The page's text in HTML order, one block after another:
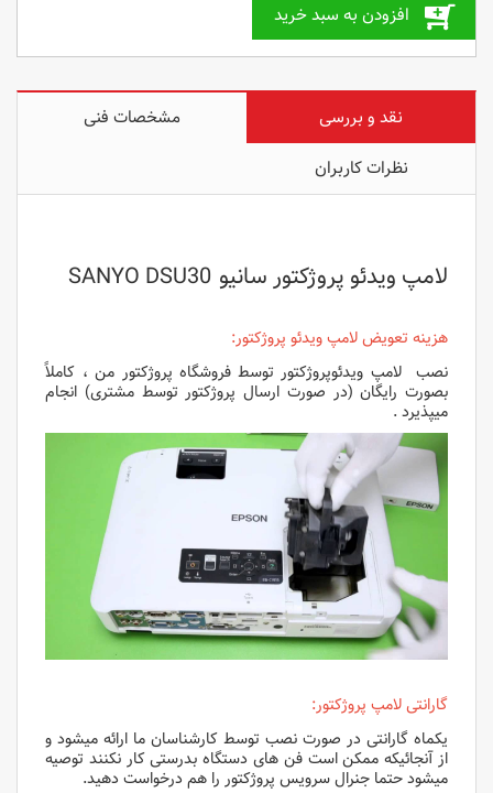
افزودن به سبد خرید
نقد و بررسی
مشخصات فنی
نظرات کاربران
لامپ ویدئو پروژکتور سانیو SANYO DSU30
هزینه تعویض لامپ ویدئو پروژکتور:
نصب لامپ ویدئوپروژکتور توسط فروشگاه پروژکتور من ، کاملاً
بصورت رایگان (در صورت ارسال پروژکتور توسط مشتری) انجام
میپذیرد .
گارانتی لامپ پروژکتور:
یکماه گارانتی در صورت نصب توسط کارشناسان ما ارائه میشود و
از آنجائیکه ممکن است فن های دستگاه بدرستی کار نکنند توصیه
میشود حتما جنرال سرویس پروژکتور را هم درخواست دهید.